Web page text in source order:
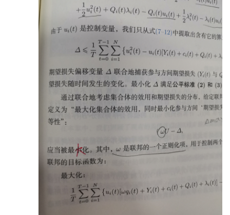
4.2 横向联邦学习架构/55
4.2.1 客户-服务器架构/55
4.2.2 对等网络架构/58
4.3 联邦平均算法介绍/60
4.3.2 联邦平均算法/63
4.3.3 安全的联邦平均算法/65
4.4 联邦平均算法的改进/68
4.4.1 通信效率提升/68
4.4.2 参与方选择/69
4.5 相关工作/69
第5 章 纵向联邦学习/73
5.1 纵向联邦学习的定义/74
5.2 纵向联邦学习的架构/75
5.3.1 安全联邦线性回归/77
5.3.2 安全联邦提升树/80